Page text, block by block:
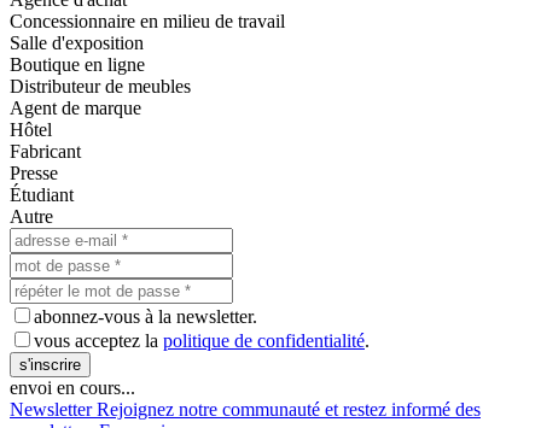
Concessionnaire en milieu de travail
Salle d'exposition
Boutique en ligne
Distributeur de meubles
Agent de marque
Hôtel
Fabricant
Presse
Étudiant
Autre
abonnez-vous à la newsletter.
vous acceptez la politique de confidentialité.
s'inscrire
envoi en cours...
Newsletter Rejoignez notre communauté et restez informé des